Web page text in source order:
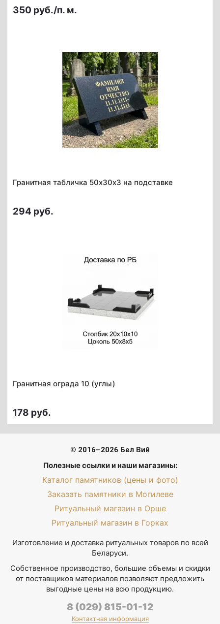
350 руб./п. м.
Гранитная табличка 50х30х3 на подставке
294 руб.
Гранитная ограда 10 (углы)
178 руб.
© 2016–2026 Бел Вий
Полезные ссылки и наши магазины:
Каталог памятников (цены и фото)
Заказать памятники в Могилеве
Ритуальный магазин в Орше
Ритуальный магазин в Горках
Изготовление и доставка ритуальных товаров по всей
Беларуси.
Собственное производство, большие объемы и скидки
от поставщиков материалов позволяют предложить
выгодные цены на всю продукцию.
8 (029) 815-01-12
Контактная информация